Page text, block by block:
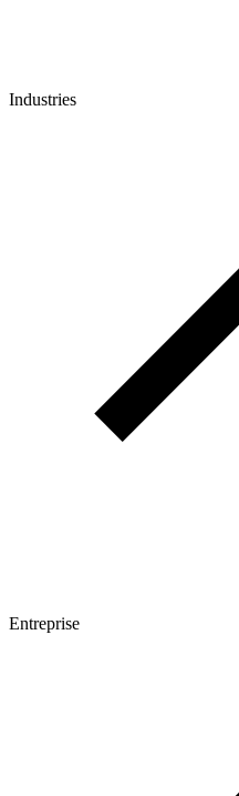
Industries
Entreprise